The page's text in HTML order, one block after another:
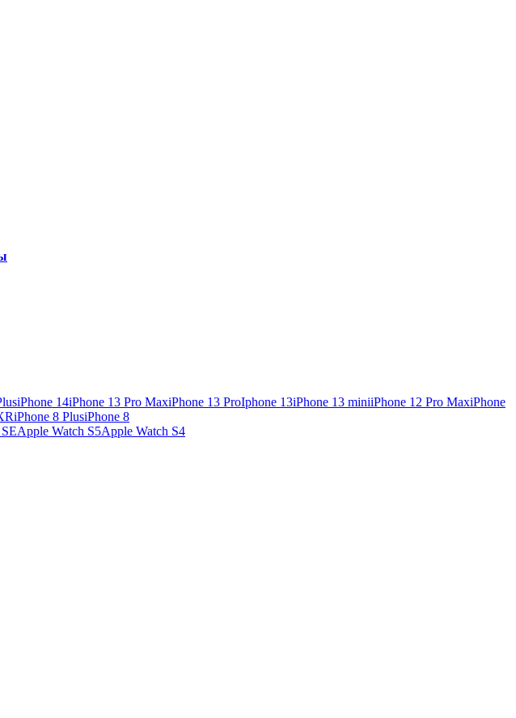
iPhone 14iPhone 13 Pro MaxiPhone 13 ProIphone 13iPhone 13 miniiPhone 12 Pro MaxiPhone
iPhone 8 PlusiPhone 8
Apple Watch S5Apple Watch S4